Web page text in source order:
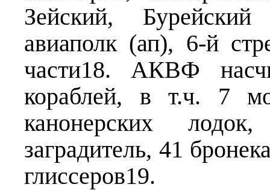
Зейский,
авиаполк (ап), 6-й
части18. АКВФ
кораблей, в т.ч. 7
канонерских
заградитель, 41
глиссеров19.